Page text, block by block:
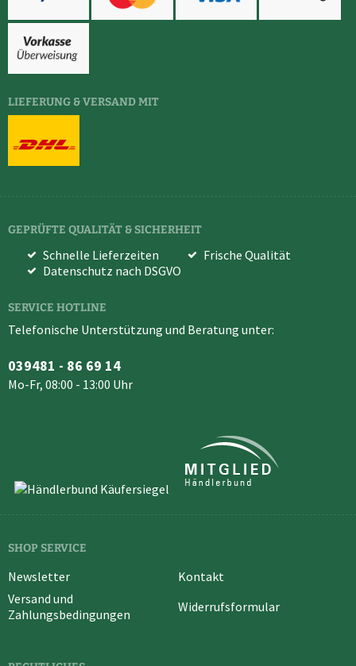
LIEFERUNG & VERSAND MIT
GEPRÜFTE QUALITÄT & SICHERHEIT
Schnelle Lieferzeiten
Frische Qualität
Datenschutz nach DSGVO
SERVICE HOTLINE
Telefonische Unterstützung und Beratung unter:
039481 - 86 69 14
Mo-Fr, 08:00 - 13:00 Uhr
SHOP SERVICE
Newsletter
Kontakt
Versand und
Zahlungsbedingungen
Widerrufsformular